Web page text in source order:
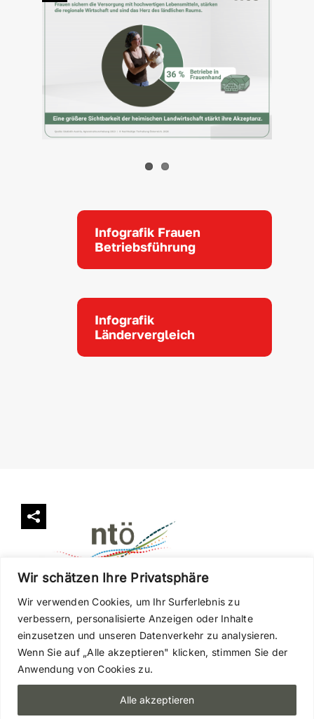
Wir schätzen Ihre Privatsphäre
Wir verwenden Cookies, um Ihr Surferlebnis zu
verbessern, personalisierte Anzeigen oder Inhalte
einzusetzen und unseren Datenverkehr zu analysieren.
Wenn Sie auf „Alle akzeptieren" klicken, stimmen Sie der
Anwendung von Cookies zu.
Alle akzeptieren
Infografik Frauen
Betriebsführung
Infografik
Ländervergleich